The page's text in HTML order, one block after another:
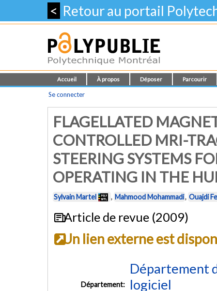
< Retour au portail
Accueil À propos Déposer Parcourir
Se connecter
FLAGELLATED
CONTROLLED MRI-
STEERING SYSTEMS
OPERATING IN THE
Sylvain Martel , Mahmood Mohammadi, Ouajdi
Article de revue (2009)
Un lien externe est
Département:
Département
logiciel